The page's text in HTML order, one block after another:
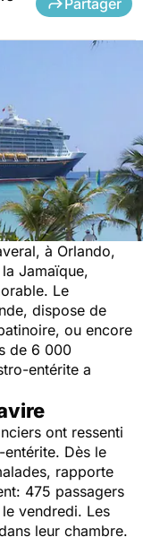
à Orlando,
Jamaïque,
Le
dispose de
ou encore
de 6 000
entérite a
ont ressenti
Dès le
rapporte
475 passagers
vendredi. Les
leur chambre.